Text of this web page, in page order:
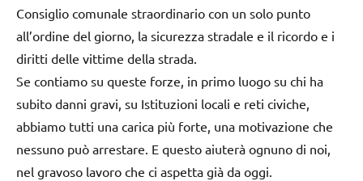
Consiglio comunale straordinario con un solo punto
all’ordine del giorno, la sicurezza stradale e il ricordo e i
diritti delle vittime della strada.
Se contiamo su queste forze, in primo luogo su chi ha
subito danni gravi, su Istituzioni locali e reti civiche,
abbiamo tutti una carica più forte, una motivazione che
nessuno può arrestare. E questo aiuterà ognuno di noi,
nel gravoso lavoro che ci aspetta già da oggi.